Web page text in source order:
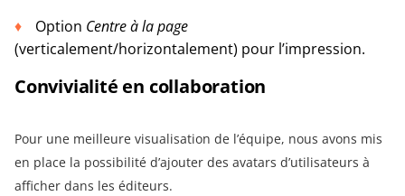
Option Centre à la page
(verticalement/horizontalement) pour l’impression.
Convivialité en collaboration
Pour une meilleure visualisation de l’équipe, nous avons mis
en place la possibilité d’ajouter des avatars d’utilisateurs à
afficher dans les éditeurs.